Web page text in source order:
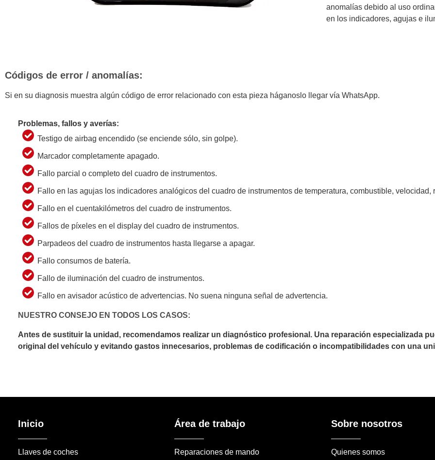
anomalías debido al uso
en los indicadores, agujas e
Códigos de error / anomalías:
Si en su diagnosis muestra algún código de error relacionado con esta pieza háganoslo llegar vía WhatsApp.
Problemas, fallos y averías:
Testigo de airbag encendido (se enciende sólo, sin golpe).
Marcador completamente apagado.
Fallo parcial o completo del cuadro de instrumentos.
Fallo en las agujas los indicadores analógicos del cuadro de instrumentos de temperatura, combustible,
Fallo en el cuentakilómetros del cuadro de instrumentos.
Fallos de píxeles en el display del cuadro de instrumentos.
Parpadeos del cuadro de instrumentos hasta llegarse a apagar.
Fallo consumos de batería.
Fallo de iluminación del cuadro de instrumentos.
Fallo en avisador acústico de advertencias. No suena ninguna señal de advertencia.
NUESTRO CONSEJO EN TODOS LOS CASOS:
Antes de sustituir la unidad, recomendamos realizar un diagnóstico profesional. Una reparación especializada
original del vehículo y evitando gastos innecesarios, problemas de codificación o incompatibilidades con una
Inicio
Llaves de coches
Área de trabajo
Reparaciones de mando
Sobre nosotros
Quienes somos